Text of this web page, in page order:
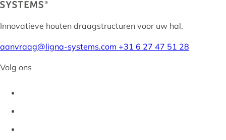
Innovatieve houten draagstructuren voor uw hal.
aanvraag@ligna-systems.com +31 6 27 47 51 28
Volg ons